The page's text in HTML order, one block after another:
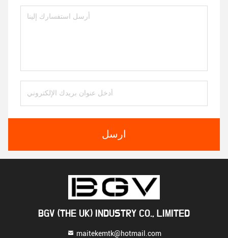
ارسل
BGV (THE UK) INDUSTRY CO., LIMITED
maitekemtk@hotmail.com